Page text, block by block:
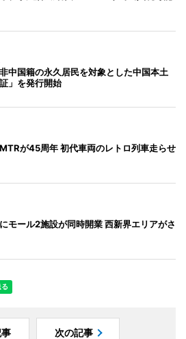
中国籍の永久居民を対象とした中国本土
」を発行開始
が45周年 初代車両のレトロ列車走らせ
モール2施設が同時開業 西新界エリアがさ
次の記事